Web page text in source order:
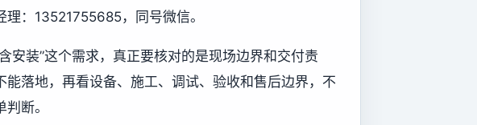
：13521755685，同号微信。
安装”这个需求，真正要核对的是现场边界和交付责
落地，再看设备、施工、调试、验收和售后边界，不
断。